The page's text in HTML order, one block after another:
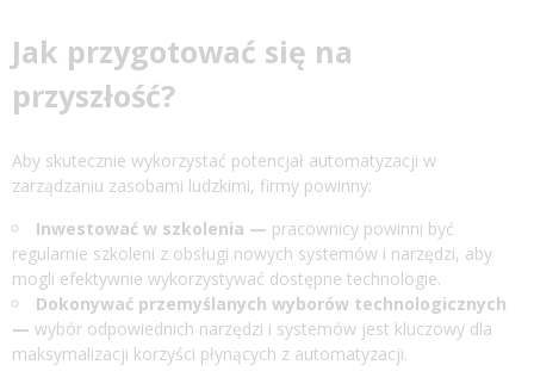
Jak przygotować się na
przyszłość?
Aby skutecznie wykorzystać potencjał automatyzacji w
zarządzaniu zasobami ludzkimi, firmy powinny:
Inwestować w szkolenia — pracownicy powinni być
regularnie szkoleni z obsługi nowych systemów i narzędzi, aby
mogli efektywnie wykorzystywać dostępne technologie.
Dokonywać przemyślanych wyborów technologicznych
— wybór odpowiednich narzędzi i systemów jest kluczowy dla
maksymalizacji korzyści płynących z automatyzacji.